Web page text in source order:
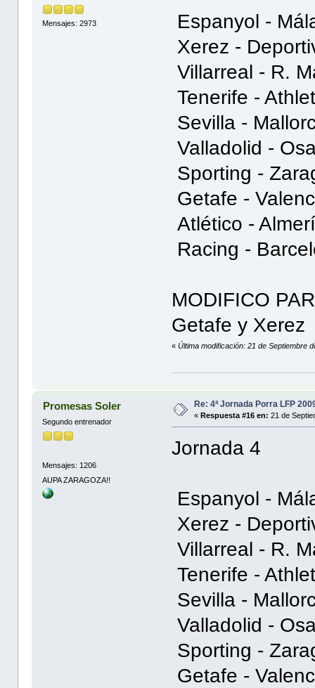
Mensajes: 2973
Espanyol -
Xerez -
Villarreal - R.
Tenerife -
Sevilla -
Valladolid -
Sporting -
Getafe -
Atlético -
Racing -
MODIFICO
Getafe y Xerez
«Última modificación: 21 de Septiembre
Promesas Soler
Segundo entrenador
Mensajes: 1206
AUPA ZARAGOZA!!
Re: 4ª Jornada Porra LFP
«Respuesta #16 en: 21 de
Jornada 4
Espanyol -
Xerez -
Villarreal - R.
Tenerife -
Sevilla -
Valladolid -
Sporting -
Getafe -